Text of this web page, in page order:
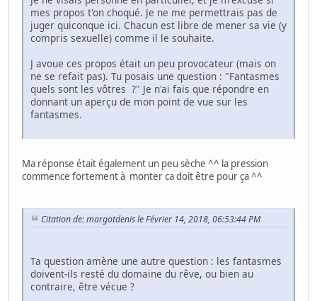
mes propos t'on choqué. Je ne me permettrais pas de
juger quiconque ici. Chacun est libre de mener sa vie (y
compris sexuelle) comme il le souhaite.
J avoue ces propos était un peu provocateur (mais on
ne se refait pas). Tu posais une question : "Fantasmes
quels sont les vôtres ?" Je n'ai fais que répondre en
donnant un aperçu de mon point de vue sur les
fantasmes.
Ma réponse était également un peu sèche ^^ la pression
commence fortement à monter ca doit être pour ça ^^
Citation de: margotdenis le Février 14, 2018, 06:53:44 PM
Ta question amène une autre question : les fantasmes
doivent-ils resté du domaine du rêve, ou bien au
contraire, être vécue ?